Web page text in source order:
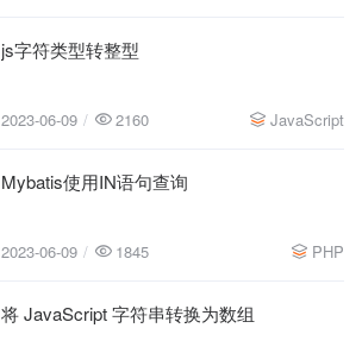
2023-06-09
js字符类型转整型
2023-06-09 2160 JavaScript
2023-06-09
Mybatis使用IN语句查询
2023-06-09 1845 PHP
2023-06-08
将 JavaScript 字符串转换为数组